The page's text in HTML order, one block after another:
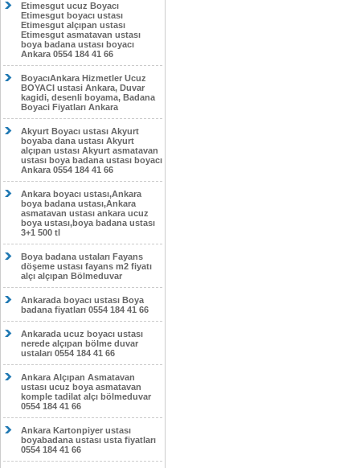
Etimesgut ucuz Boyacı
Etimesgut boyacı ustası
Etimesgut alçıpan ustası
Etimesgut asmatavan ustası
boya badana ustası boyacı
Ankara 0554 184 41 66
BoyacıAnkara Hizmetler Ucuz
BOYACI ustasi Ankara, Duvar
kagidi, desenli boyama, Badana
Boyaci Fiyatları Ankara
Akyurt Boyacı ustası Akyurt
boyaba dana ustası Akyurt
alçıpan ustası Akyurt asmatavan
ustası boya badana ustası boyacı
Ankara 0554 184 41 66
Ankara boyacı ustası,Ankara
boya badana ustası,Ankara
asmatavan ustası ankara ucuz
boya ustası,boya badana ustası
3+1 500 tl
Boya badana ustaları Fayans
döşeme ustası fayans m2 fiyatı
alçı alçıpan Bölmeduvar
Ankarada boyacı ustası Boya
badana fiyatları 0554 184 41 66
Ankarada ucuz boyacı ustası
nerede alçıpan bölme duvar
ustaları 0554 184 41 66
Ankara Alçıpan Asmatavan
ustası ucuz boya asmatavan
komple tadilat alçı bölmeduvar
0554 184 41 66
Ankara Kartonpiyer ustası
boyabadana ustası usta fiyatları
0554 184 41 66